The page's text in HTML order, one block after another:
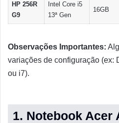
HP 256R
G9
Intel Core i5
13ª Gen
16GB
Observações Importantes:
variações de configuração (ex:
ou i7).
1. Notebook Acer